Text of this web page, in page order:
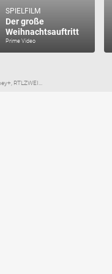
SPIELFILM
Der große
Weihnachtsauftritt
Prime Video
RTLZWEI...